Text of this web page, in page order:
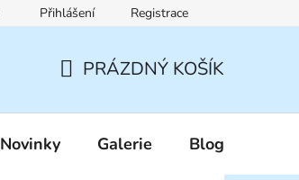
Pravidla zákaznických slev
Přihlášení Registrace
KOŠÍK
PRÁZDNÝ KOŠÍK
Novinky Galerie Blog